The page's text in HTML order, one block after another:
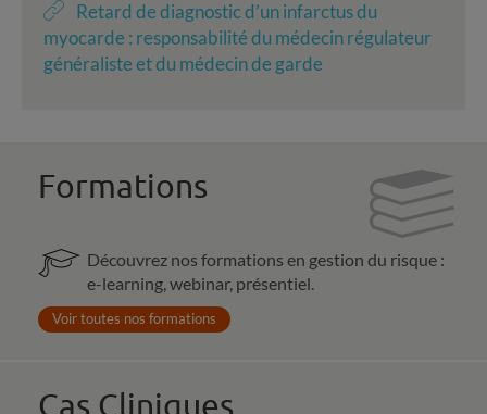
Retard de diagnostic d’un infarctus du
myocarde : responsabilité du médecin régulateur
généraliste et du médecin de garde
Formations
Découvrez nos formations en gestion du risque :
e-learning, webinar, présentiel.
Voir toutes nos formations